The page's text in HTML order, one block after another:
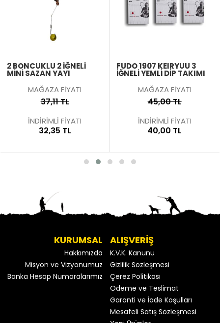
2 BONCUKLU 2 İĞNELI
MINI SAZAN YAYI
MAĞAZA FİYATI
37,11 TL
İNDİRİMLİ FİYATI
32,35 TL
FUDO 1907 KEIRYUU 3
İĞNELI YEMLI DIP TAKIMI
MAĞAZA FİYATI
45,00 TL
İNDİRİMLİ FİYATI
40,00 TL
KURUMSAL
Hakkımızda
Misyon ve Vizyonumuz
Banka Hesap Numaralarımız
ALIŞVERİŞ
K.V.K. Kanunu
Gizlilik Sözleşmesi
Çerez Politikası
Ödeme ve Teslimat
Garanti ve İade Koşulları
Mesafeli Satış Sözleşmesi